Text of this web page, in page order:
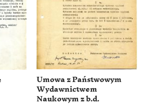
Umowa z Państwowym
Wydawnictwem
Naukowym z b.d.